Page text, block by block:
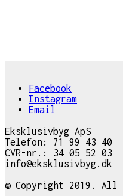
Facebook
Instagram
Email
Eksklusivbyg ApS
Telefon: 71 99 43 40
CVR-nr.: 34 05 52 03
info@eksklusivbyg.dk
© Copyright 2019. All